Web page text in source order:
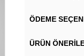
ÖDEME
ÜRÜN